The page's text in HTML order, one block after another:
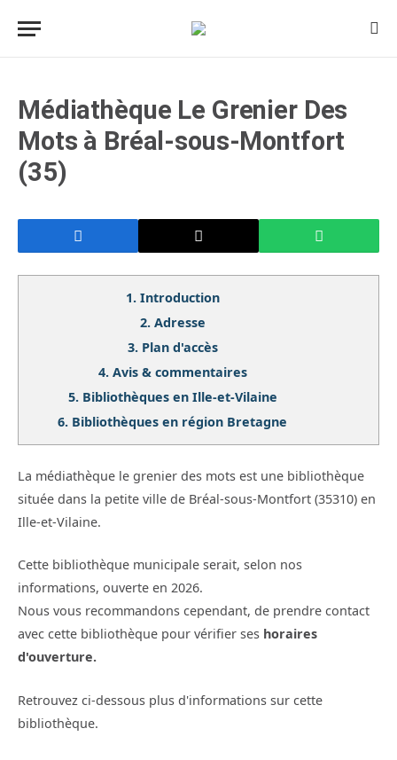
Médiathèque Le Grenier Des
Mots à Bréal-sous-Montfort
(35)
1. Introduction
2. Adresse
3. Plan d'accès
4. Avis & commentaires
5. Bibliothèques en Ille-et-Vilaine
6. Bibliothèques en région Bretagne
La médiathèque le grenier des mots est une bibliothèque
située dans la petite ville de Bréal-sous-Montfort (35310) en
Ille-et-Vilaine.
Cette bibliothèque municipale serait, selon nos
informations, ouverte en 2026.
Nous vous recommandons cependant, de prendre contact
avec cette bibliothèque pour vérifier ses horaires
d'ouverture.
Retrouvez ci-dessous plus d'informations sur cette
bibliothèque.